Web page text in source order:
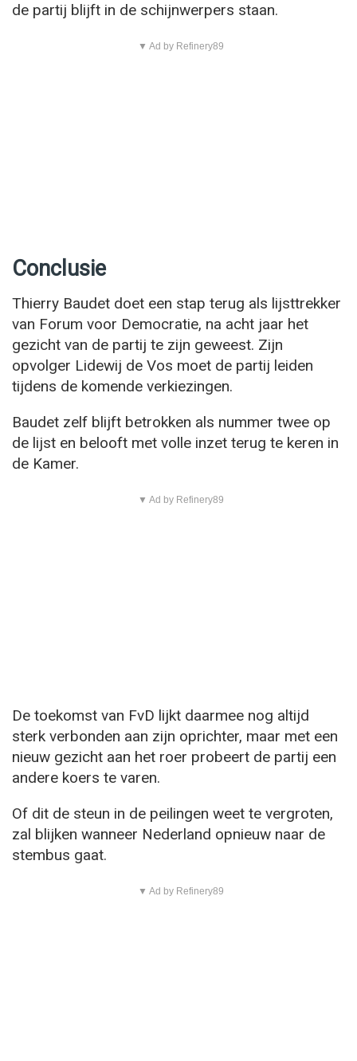
de partij blijft in de schijnwerpers staan.
▼ Ad by Refinery89
Conclusie
Thierry Baudet doet een stap terug als lijsttrekker
van Forum voor Democratie, na acht jaar het
gezicht van de partij te zijn geweest. Zijn
opvolger Lidewij de Vos moet de partij leiden
tijdens de komende verkiezingen.
Baudet zelf blijft betrokken als nummer twee op
de lijst en belooft met volle inzet terug te keren in
de Kamer.
▼ Ad by Refinery89
De toekomst van FvD lijkt daarmee nog altijd
sterk verbonden aan zijn oprichter, maar met een
nieuw gezicht aan het roer probeert de partij een
andere koers te varen.
Of dit de steun in de peilingen weet te vergroten,
zal blijken wanneer Nederland opnieuw naar de
stembus gaat.
▼ Ad by Refinery89